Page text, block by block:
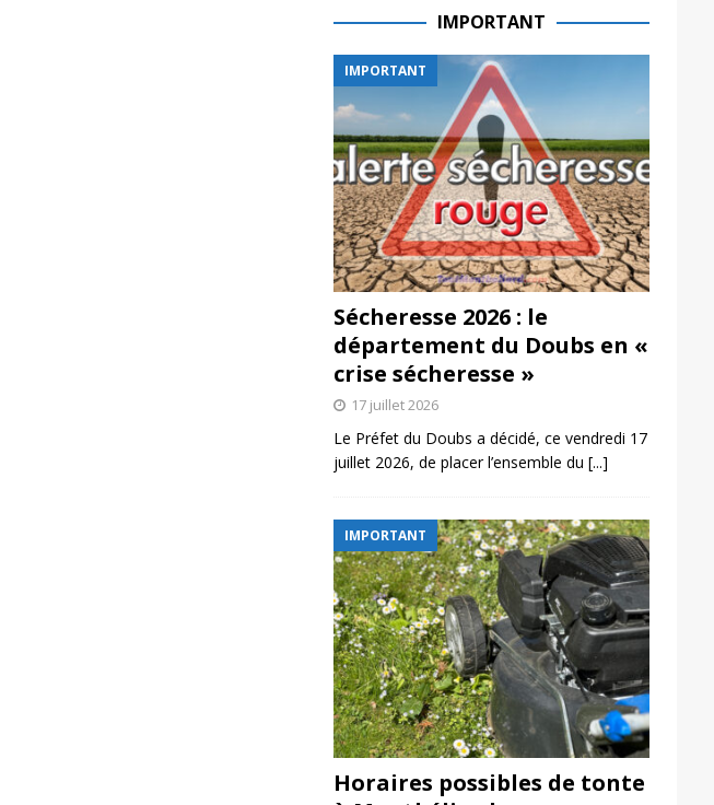
IMPORTANT
IMPORTANT
Sécheresse 2026 : le
département du Doubs en «
crise sécheresse »
17 juillet 2026
Le Préfet du Doubs a décidé, ce vendredi 17
juillet 2026, de placer l’ensemble du [...]
IMPORTANT
Horaires possibles de tonte